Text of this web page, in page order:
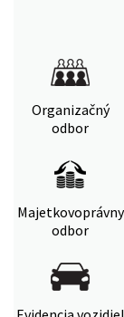
Organizačný
odbor
Majetkovoprávny
odbor